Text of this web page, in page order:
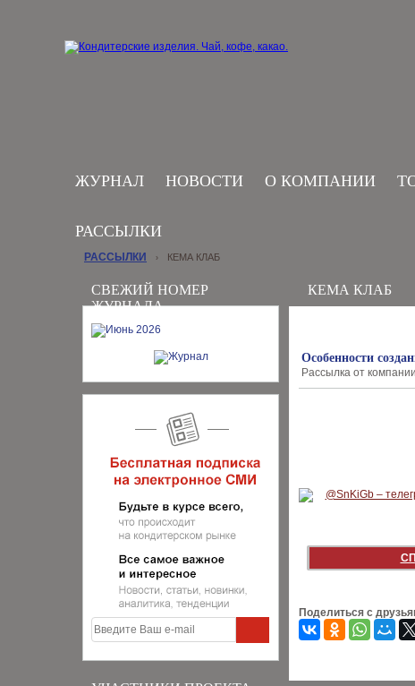
ЖУРНАЛ НОВОСТИ О КОМПАНИИ
РАССЫЛКИ
СВЕЖИЙ НОМЕР
ЖУРНАЛА
РАССЫЛКИ › КЕМА КЛАБ
КЕМА КЛАБ
Особенности
Рассылка от
Поделиться с